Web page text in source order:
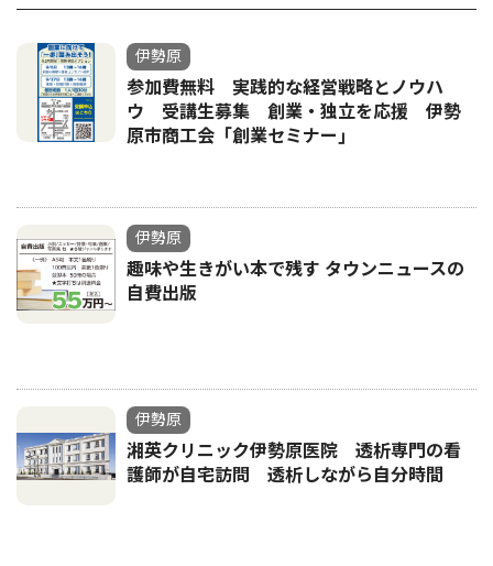
伊勢原
参加費無料 実践的な経営戦略とノウハ
ウ 受講生募集 創業・独立を応援 伊勢
原市商工会「創業セミナー｣
伊勢原
趣味や生きがい本で残す タウンニュースの
自費出版
伊勢原
湘英クリニック伊勢原医院 透析専門の看
護師が自宅訪問 透析しながら自分時間